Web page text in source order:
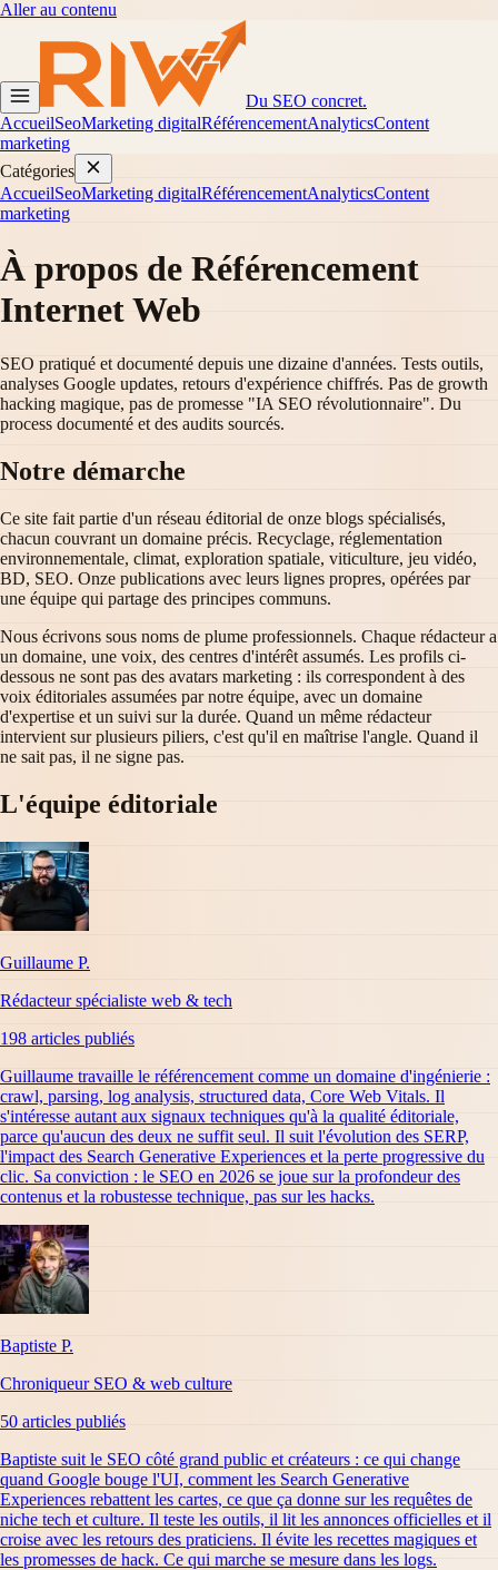
Aller au contenu
Du SEO concret.
AccueilSeoMarketing digitalRéférencementAnalyticsContent
marketing
Catégories
AccueilSeoMarketing digitalRéférencementAnalyticsContent
marketing
À propos de Référencement
Internet Web
SEO pratiqué et documenté depuis une dizaine d'années. Tests outils,
analyses Google updates, retours d'expérience chiffrés. Pas de growth
hacking magique, pas de promesse "IA SEO révolutionnaire". Du
process documenté et des audits sourcés.
Notre démarche
Ce site fait partie d'un réseau éditorial de onze blogs spécialisés,
chacun couvrant un domaine précis. Recyclage, réglementation
environnementale, climat, exploration spatiale, viticulture, jeu vidéo,
BD, SEO. Onze publications avec leurs lignes propres, opérées par
une équipe qui partage des principes communs.
Nous écrivons sous noms de plume professionnels. Chaque rédacteur a
un domaine, une voix, des centres d'intérêt assumés. Les profils ci-
dessous ne sont pas des avatars marketing : ils correspondent à des
voix éditoriales assumées par notre équipe, avec un domaine
d'expertise et un suivi sur la durée. Quand un même rédacteur
intervient sur plusieurs piliers, c'est qu'il en maîtrise l'angle. Quand il
ne sait pas, il ne signe pas.
L'équipe éditoriale
Guillaume P.
Rédacteur spécialiste web & tech
198 articles publiés
Guillaume travaille le référencement comme un domaine d'ingénierie :
crawl, parsing, log analysis, structured data, Core Web Vitals. Il
s'intéresse autant aux signaux techniques qu'à la qualité éditoriale,
parce qu'aucun des deux ne suffit seul. Il suit l'évolution des SERP,
l'impact des Search Generative Experiences et la perte progressive du
clic. Sa conviction : le SEO en 2026 se joue sur la profondeur des
contenus et la robustesse technique, pas sur les hacks.
Baptiste P.
Chroniqueur SEO & web culture
50 articles publiés
Baptiste suit le SEO côté grand public et créateurs : ce qui change
quand Google bouge l'UI, comment les Search Generative
Experiences rebattent les cartes, ce que ça donne sur les requêtes de
niche tech et culture. Il teste les outils, il lit les annonces officielles et il
croise avec les retours des praticiens. Il évite les recettes magiques et
les promesses de hack. Ce qui marche se mesure dans les logs.